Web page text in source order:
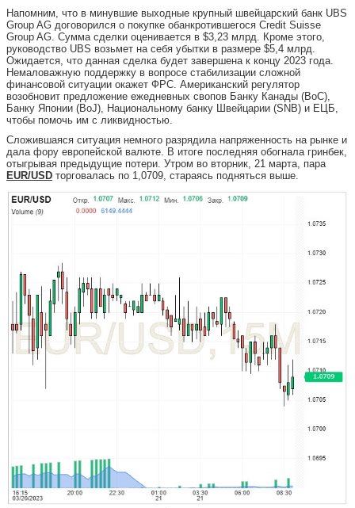
Напомним, что в минувшие выходные крупный швейцарский банк UBS
Group AG договорился о покупке обанкротившегося Credit Suisse
Group AG. Сумма сделки оценивается в $3,23 млрд. Кроме этого,
руководство UBS возьмет на себя убытки в размере $5,4 млрд.
Ожидается, что данная сделка будет завершена к концу 2023 года.
Немаловажную поддержку в вопросе стабилизации сложной
финансовой ситуации окажет ФРС. Американский регулятор
возобновит предложение ежедневных свопов Банку Канады (BoC),
Банку Японии (BoJ), Национальному банку Швейцарии (SNB) и ЕЦБ,
чтобы помочь им с ликвидностью.
Сложившаяся ситуация немного разрядила напряженность на рынке и
дала фору европейской валюте. В итоге последняя обогнала гринбек,
отыгрывая предыдущие потери. Утром во вторник, 21 марта, пара
EUR/USD торговалась по 1,0709, стараясь подняться выше.